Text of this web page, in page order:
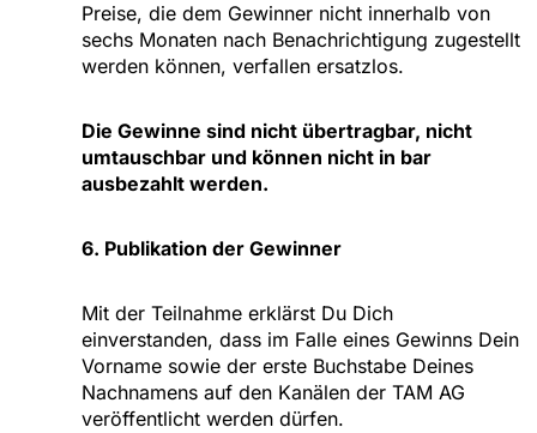
Preise, die dem Gewinner nicht innerhalb von
sechs Monaten nach Benachrichtigung zugestellt
werden können, verfallen ersatzlos.
Die Gewinne sind nicht übertragbar, nicht
umtauschbar und können nicht in bar
ausbezahlt werden.
6. Publikation der Gewinner
Mit der Teilnahme erklärst Du Dich
einverstanden, dass im Falle eines Gewinns Dein
Vorname sowie der erste Buchstabe Deines
Nachnamens auf den Kanälen der TAM AG
veröffentlicht werden dürfen.